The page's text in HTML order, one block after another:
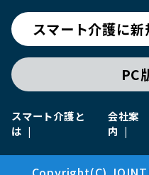
スマート介護に
PC
スマート介護と
は
会社案
内